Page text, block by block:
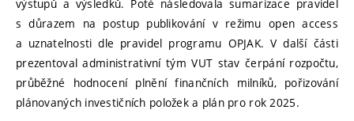
výstupů a výsledků. Poté následovala sumarizace pravidel
s důrazem na postup publikování v režimu open access
a uznatelnosti dle pravidel programu OPJAK. V další části
prezentoval administrativní tým VUT stav čerpání rozpočtu,
průběžné hodnocení plnění finančních milníků, pořizování
plánovaných investičních položek a plán pro rok 2025.